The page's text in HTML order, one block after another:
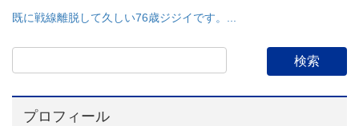
既に戦線離脱して久しい76歳ジジイです。...
プロフィール